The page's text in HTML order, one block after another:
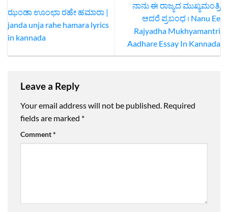
ಝಂಡಾ ಊಂಛಾ ರಹೇ ಹಮಾರಾ |
janda unja rahe hamara lyrics
in kannada
ನಾನು ಈ ರಾಜ್ಯದ ಮುಖ್ಯಮಂತ್ರಿ
ಆದರೆ ಪ್ರಬಂಧ । Nanu Ee
Rajyadha Mukhyamantri
Aadhare Essay In Kannada
Leave a Reply
Your email address will not be published. Required
fields are marked *
Comment*